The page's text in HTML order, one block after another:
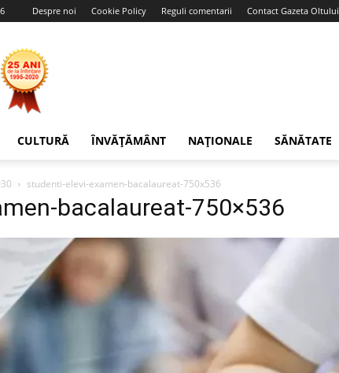
Despre noi Cookie Policy Reguli comentarii Contact Gazeta Oltului
CULTURĂ ÎNVĂȚĂMÂNT NAȚIONALE SĂNĂTATE
studenti-elevi-examen-bacalaureat-750x536
bacalaureat-750×536